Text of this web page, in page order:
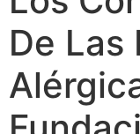
De Las